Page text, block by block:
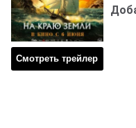
Смотреть трейлер